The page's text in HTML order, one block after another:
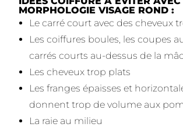
MORPHOLOGIE VISAGE ROND :
Le carré court avec des cheveux
Les coiffures boules, les coupes
carrés courts au-dessus de la
Les cheveux trop plats
Les franges épaisses et
donnent trop de volume aux
La raie au milieu